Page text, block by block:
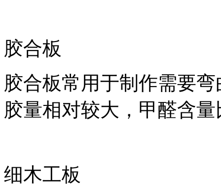
胶合板
胶合板常用于制作需要
胶量相对较大，甲醛含
细木工板